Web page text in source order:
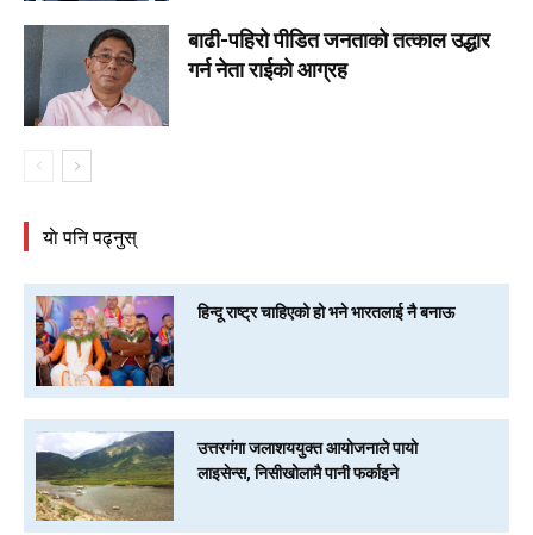
बाढी-पहिरो पीडित जनताकाे तत्काल उद्धार
गर्न नेता राईकाे आग्रह
याे पनि पढ्नुस्
हिन्दू राष्ट्र चाहिएको हो भने भारतलाई नै बनाऊ
उत्तरगंगा जलाशययुक्त आयोजनाले पायो
लाइसेन्स, निसीखोलामै पानी फर्काइने